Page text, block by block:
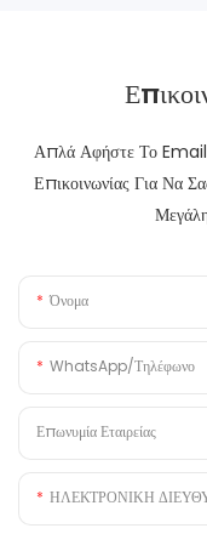
Απλά Αφήστε Το
Επικοινωνίας Για Να
Όνομα
WhatsApp/Τηλέφωνο
Επωνυμία Εταιρείας
ΗΛΕΚΤΡΟΝΙΚΗ